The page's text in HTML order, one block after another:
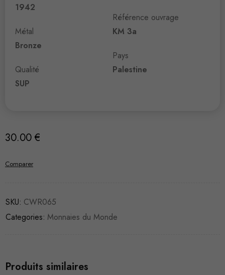
1942
Métal
Bronze
Qualité
SUP
Référence ouvrage
KM 3a
Pays
Palestine
30.00 €
Comparer
SKU: CWR065
Categories: Monnaies du Monde
Produits similaires